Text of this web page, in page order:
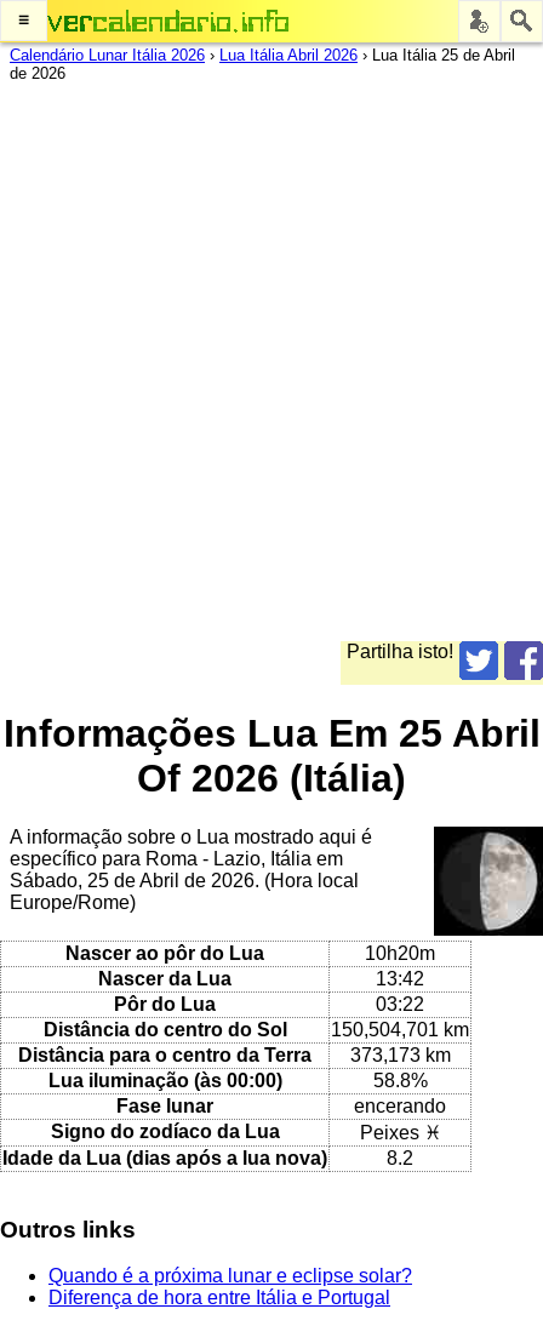
≡
Calendário Lunar Itália 2026 › Lua Itália Abril 2026 › Lua Itália 25 de Abril
de 2026
Partilha isto!
Informações Lua Em 25 Abril
Of 2026 (Itália)
A informação sobre o Lua mostrado aqui é
específico para Roma - Lazio, Itália em
Sábado, 25 de Abril de 2026. (Hora local
Europe/Rome)
Nascer ao pôr do Lua
10h20m
Nascer da Lua
13:42
Pôr do Lua
03:22
Distância do centro do Sol
150,504,701 km
Distância para o centro da Terra
373,173 km
Lua iluminação (às 00:00)
58.8%
Fase lunar
encerando
Signo do zodíaco da Lua
Peixes ♓
Idade da Lua (dias após a lua nova)
8.2
Outros links
Quando é a próxima lunar e eclipse solar?
Diferença de hora entre Itália e Portugal